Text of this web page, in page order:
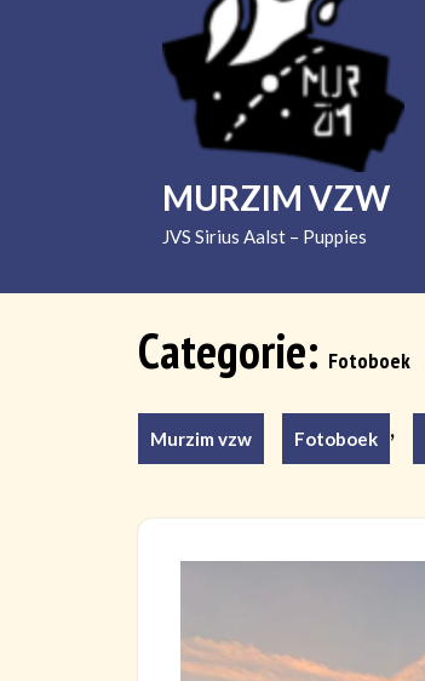
MURZIM VZW
JVS Sirius Aalst – Puppies
Categorie: Fotoboek
Murzim vzw Fotoboek ,